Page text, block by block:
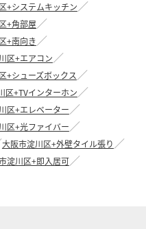
+システムキッチン
+角部屋
+南向き
区+エアコン
+シューズボックス
区+TVインターホン
区+エレベーター
区+光ファイバー
大阪市淀川区+外壁タイル張り
淀川区+即入居可